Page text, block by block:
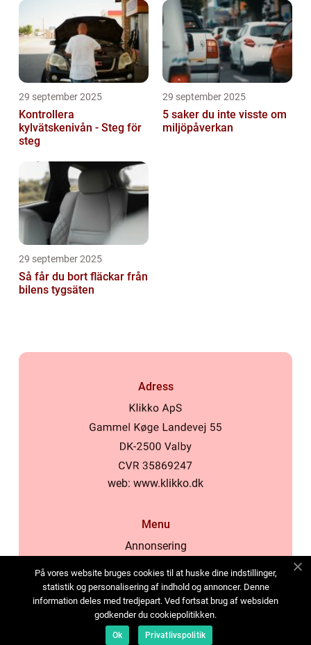
29 september 2025
Kontrollera
kylvätskenivån - Steg för
steg
29 september 2025
5 saker du inte visste om
miljöpåverkan
29 september 2025
Så får du bort fläckar från
bilens tygsäten
Adress
web: www.klikko.dk
Menu
Annonsering
Cookies
Kontakta oss
Sitemap
På vores website bruges cookies til at huske dine indstillinger,
statistik og personalisering af indhold og annoncer. Denne
information deles med tredjepart. Ved fortsat brug af websiden
godkender du cookiepolitikken.
Ok Privatlivspolitik